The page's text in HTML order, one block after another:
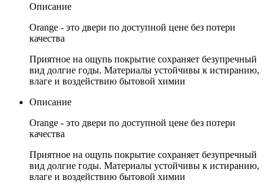
Описание
Orange - это двери по доступной цене без потери
качества
Приятное на ощупь покрытие сохраняет безупречный
вид долгие годы. Материалы устойчивы к истиранию,
влаге и воздействию бытовой химии
Описание
Orange - это двери по доступной цене без потери
качества
Приятное на ощупь покрытие сохраняет безупречный
вид долгие годы. Материалы устойчивы к истиранию,
влаге и воздействию бытовой химии